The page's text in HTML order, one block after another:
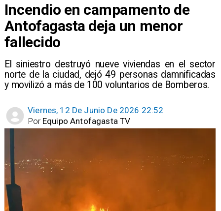
Incendio en campamento de
Antofagasta deja un menor
fallecido
​El siniestro destruyó nueve viviendas en el sector
norte de la ciudad, dejó 49 personas damnificadas
y movilizó a más de 100 voluntarios de Bomberos.
Viernes, 12 De Junio De 2026 22:52
Equipo Antofagasta TV
Por